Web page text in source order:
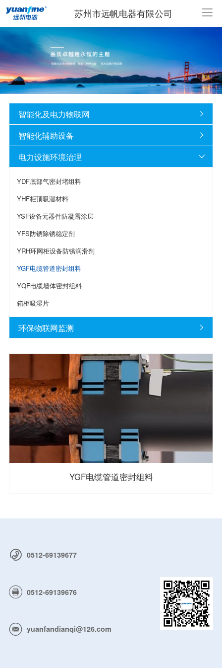
苏州市远帆电器有限公司
智能化及电力物联网 
智能化辅助设备 
电力设施环境治理 
YDF底部气密封堵组料
YHF柜顶吸湿材料
YSF设备元器件防凝露涂层
YFS防锈除锈稳定剂
YRH环网柜设备防锈润滑剂
YGF电缆管道密封组料
YQF电缆墙体密封组料
箱柜吸湿片
环保物联网监测 
YGF电缆管道密封组料
0512-69139677
0512-69139676
yuanfandianqi@126.com